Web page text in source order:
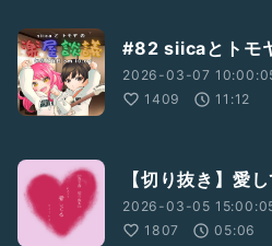
#82 siicaとトモ
2026-03-07
1409
11:12
【切り抜き】愛
2026-03-05
1807
05:06